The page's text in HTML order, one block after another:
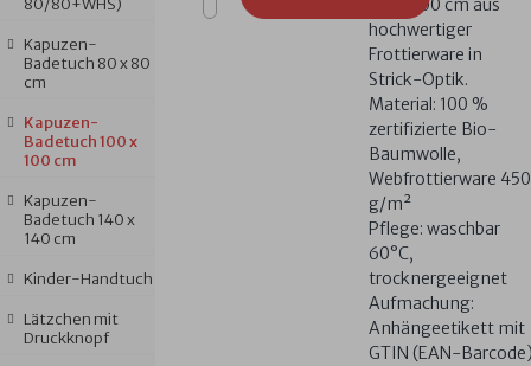
80/80+WHS)
Kapuzen-
Badetuch 80 x 80
cm
Kapuzen-
Badetuch 100 x
100 cm
Kapuzen-
Badetuch 140 x
140 cm
Kinder-Handtuch
Lätzchen mit
Druckknopf
100 x 100 cm aus
hochwertiger
Frottierware in
Strick-Optik.
Material: 100 %
zertifizierte Bio-
Baumwolle,
Webfrottierware 450
g/m²
Pflege: waschbar
60°C,
trocknergeeignet
Aufmachung:
Anhängeetikett mit
GTIN (EAN-